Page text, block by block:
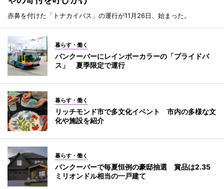
赤鼻を付けた「トナカイバス」の運行が11月26日、始まった。
暮らす・働く
バンクーバーにレインボーカラーの「プライドバ
ス」 夏季限定で運行
暮らす・働く
リッチモンド市で多文化イベント 市内の多様な文
化や施設を紹介
暮らす・働く
バンクーバーで毎夏恒例の豪邸抽選 賞品は2.35
ミリオンドル相当の一戸建て